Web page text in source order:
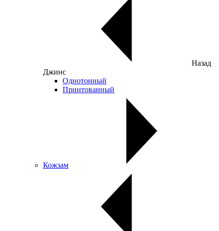
Назад
Джинс
Однотонный
Принтованный
Кожзам